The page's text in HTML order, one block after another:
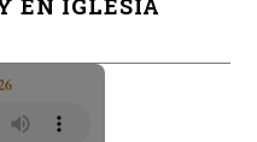
EN IGLESIA